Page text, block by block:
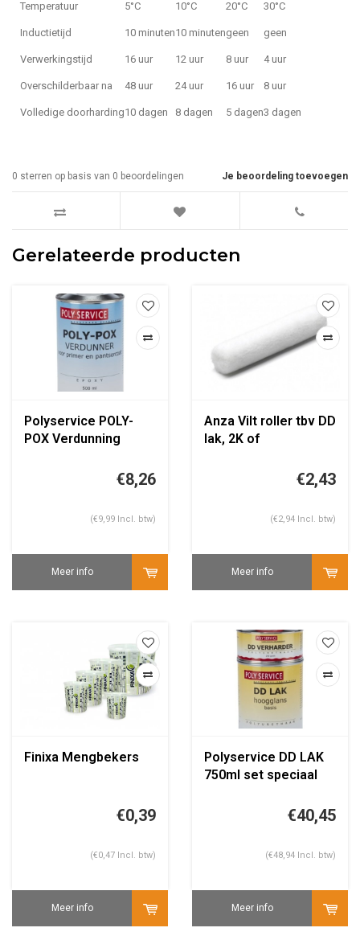
Temperatuur 5°C 10°C 20°C 30°C
Inductietijd 10 minuten10 minutengeen geen
Verwerkingstijd 16 uur 12 uur 8 uur 4 uur
Overschilderbaar na 48 uur 24 uur 16 uur 8 uur
Volledige doorharding10 dagen 8 dagen 5 dagen3 dagen
Je beoordeling toevoegen
0 sterren op basis van 0 beoordelingen
Gerelateerde producten
Polyservice POLY-
POX Verdunning
€8,26
(€9,99 Incl. btw)
Meer info
Anza Vilt roller tbv DD
lak, 2K of
€2,43
(€2,94 Incl. btw)
Meer info
Finixa Mengbekers
€0,39
(€0,47 Incl. btw)
Meer info
Polyservice DD LAK
750ml set speciaal
€40,45
(€48,94 Incl. btw)
Meer info